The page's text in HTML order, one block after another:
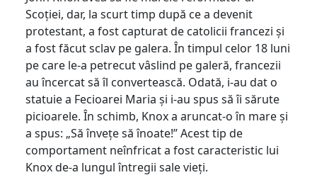
Scoției, dar, la scurt timp după ce a devenit
protestant, a fost capturat de catolicii francezi și
a fost făcut sclav pe galera. În timpul celor 18 luni
pe care le-a petrecut vâslind pe galeră, francezii
au încercat să îl convertească. Odată, i-au dat o
statuie a Fecioarei Maria și i-au spus să îi sărute
picioarele. În schimb, Knox a aruncat-o în mare și
a spus: „Să învețe să înoate!” Acest tip de
comportament neînfricat a fost caracteristic lui
Knox de-a lungul întregii sale vieți.